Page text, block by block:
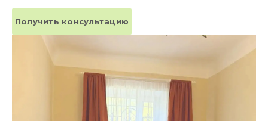
Получить консультацию